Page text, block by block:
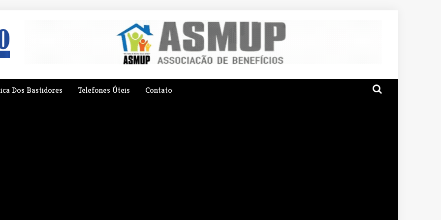
Dos Bastidores Telefones Úteis Contato